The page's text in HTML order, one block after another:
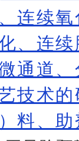
连续
、连
通道
技术
料、